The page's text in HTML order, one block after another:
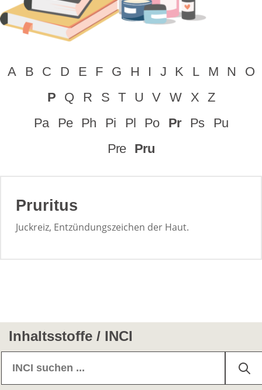
A B C D E F G H I J K L M N
O
P
Q R S T U V W X
Z
Pa
Pe Ph Pi Pl Po Pr Ps
Pu
Pre
Pru
Pruritus
Juckreiz, Entzündungszeichen der Haut.
Inhaltsstoffe / INCI